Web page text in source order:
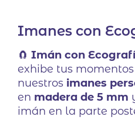
Imanes con
🧲 Imán con
exhibe tus
nuestros imanes
en madera de 5 mm
imán en la parte